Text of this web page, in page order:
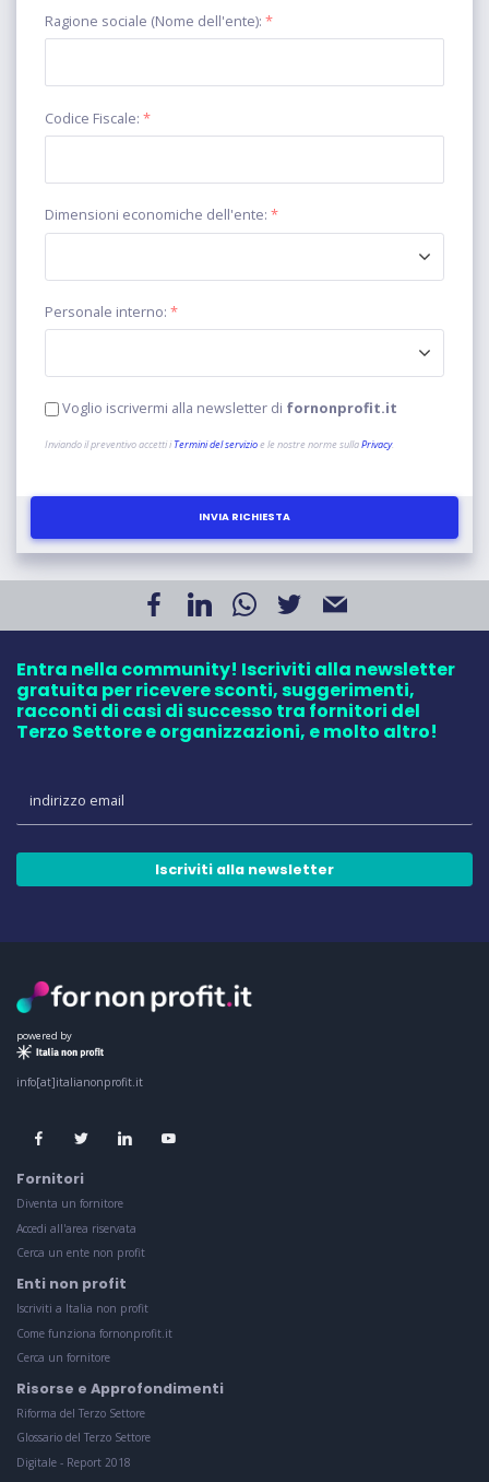
Ragione sociale (Nome dell'ente): *
Codice Fiscale: *
Dimensioni economiche dell'ente: *
Personale interno: *
Voglio iscrivermi alla newsletter di fornonprofit.it
Inviando il preventivo accetti i Termini del servizioe le nostre norme sullaPrivacy.
INVIA RICHIESTA
Entra nella community! Iscriviti alla newsletter
gratuita per ricevere sconti, suggerimenti,
racconti di casi di successo tra fornitori del
Terzo Settore e organizzazioni, e molto altro!
Iscriviti alla newsletter
powered by
info[at]italianonprofit.it
Fornitori
Diventa un fornitore
Accedi all'area riservata
Cerca un ente non profit
Enti non profit
Iscriviti a Italia non profit
Come funziona fornonprofit.it
Cerca un fornitore
Risorse e Approfondimenti
Riforma del Terzo Settore
Glossario del Terzo Settore
Digitale - Report 2018